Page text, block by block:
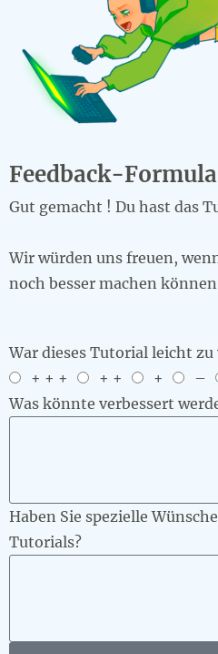
Feedback-
Gut gemacht ! Du hast das
Wir würden uns freuen,
noch besser machen
War dieses Tutorial leicht zu
+ + +
+ + + –
Was könnte verbessert
Haben Sie spezielle
Tutorials?